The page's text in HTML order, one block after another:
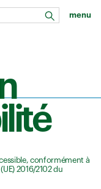
rechercher
menu
conformément à
2016/2102 du